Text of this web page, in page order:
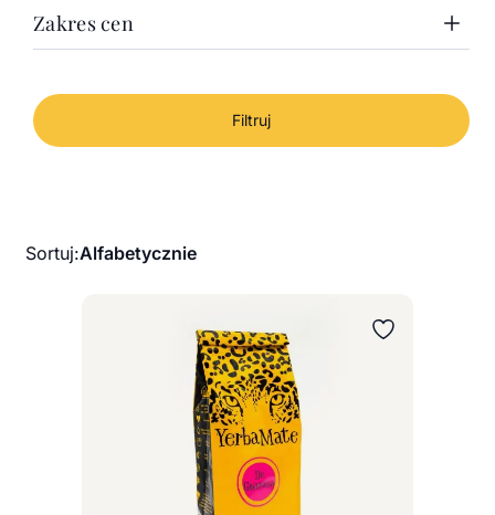
1000g
Zakres cen
Cena minimalna
Od
-
Cena maksymalna
Do
Filtruj
Sortuj:Alfabetycznie